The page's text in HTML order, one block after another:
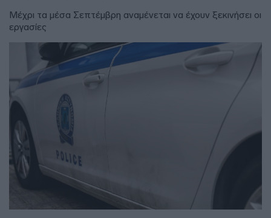
Μέχρι τα μέσα Σεπτέμβρη αναμένεται να έχουν ξεκινήσει οι
εργασίες